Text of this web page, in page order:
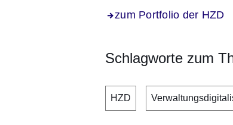
zum Portfolio der HZD
Schlagworte zum
HZD